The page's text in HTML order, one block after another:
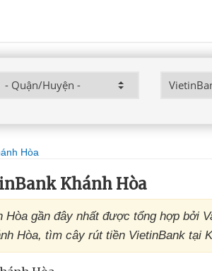
Hòa
Khánh Hòa
Hòa gần đây nhất được tổng hợp bởi
Hòa, tìm cây rút tiền VietinBank tại